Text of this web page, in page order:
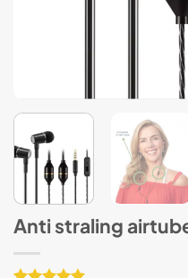
Anti straling